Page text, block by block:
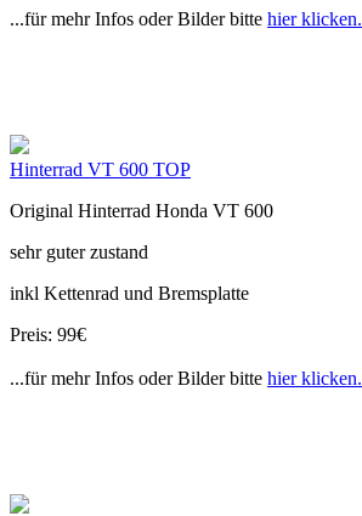
...für mehr Infos oder Bilder bitte hier klicken.
Hinterrad VT 600 TOP
Original Hinterrad Honda VT 600
sehr guter zustand
inkl Kettenrad und Bremsplatte
Preis: 99€
...für mehr Infos oder Bilder bitte hier klicken.